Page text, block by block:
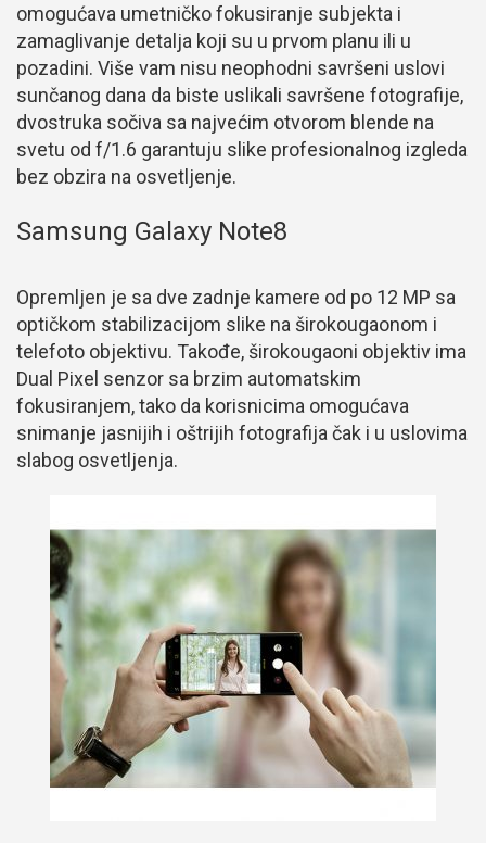
omogućava umetničko fokusiranje subjekta i
zamaglivanje detalja koji su u prvom planu ili u
pozadini. Više vam nisu neophodni savršeni uslovi
sunčanog dana da biste uslikali savršene fotografije,
dvostruka sočiva sa najvećim otvorom blende na
svetu od f/1.6 garantuju slike profesionalnog izgleda
bez obzira na osvetljenje.
Samsung Galaxy Note8
Opremljen je sa dve zadnje kamere od po 12 MP sa
optičkom stabilizacijom slike na širokougaonom i
telefoto objektivu. Takođe, širokougaoni objektiv ima
Dual Pixel senzor sa brzim automatskim
fokusiranjem, tako da korisnicima omogućava
snimanje jasnijih i oštrijih fotografija čak i u uslovima
slabog osvetljenja.